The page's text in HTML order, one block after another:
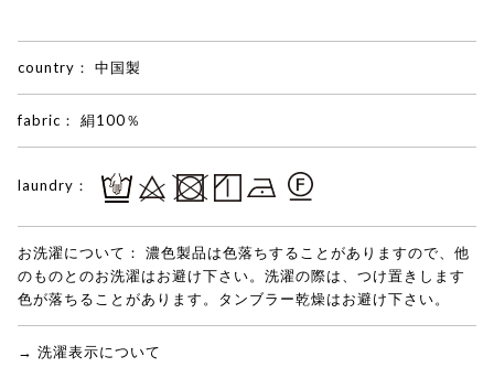
country： 中国製
fabric： 絹100％
laundry：
お洗濯について：
濃色製品は色落ちすることがありますので、他
のものとのお洗濯はお避け下さい。洗濯の際は、つけ置きします
色が落ちることがあります。タンブラー乾燥はお避け下さい。
→ 洗濯表示について